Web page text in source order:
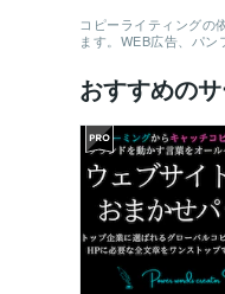
コピーライティングの
ます。WEB広告、パ
おすすめの